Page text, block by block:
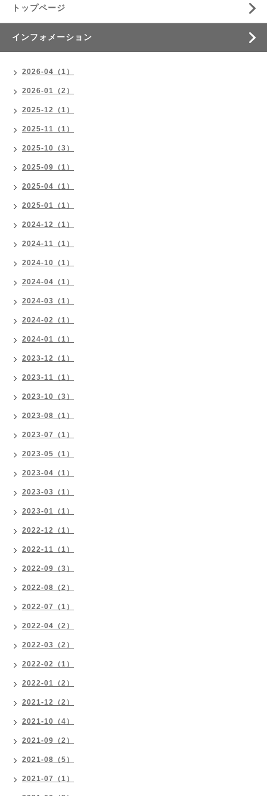
トップページ
インフォメーション
2026-04（1）
2026-01（2）
2025-12（1）
2025-11（1）
2025-10（3）
2025-09（1）
2025-04（1）
2025-01（1）
2024-12（1）
2024-11（1）
2024-10（1）
2024-04（1）
2024-03（1）
2024-02（1）
2024-01（1）
2023-12（1）
2023-11（1）
2023-10（3）
2023-08（1）
2023-07（1）
2023-05（1）
2023-04（1）
2023-03（1）
2023-01（1）
2022-12（1）
2022-11（1）
2022-09（3）
2022-08（2）
2022-07（1）
2022-04（2）
2022-03（2）
2022-02（1）
2022-01（2）
2021-12（2）
2021-10（4）
2021-09（2）
2021-08（5）
2021-07（1）